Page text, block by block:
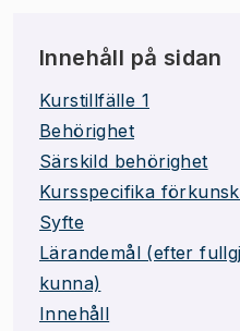
Innehåll på sidan
Kurstillfälle 1
Behörighet
Särskild behörighet
Kursspecifika
Syfte
Lärandemål (efter
kunna)
Innehåll